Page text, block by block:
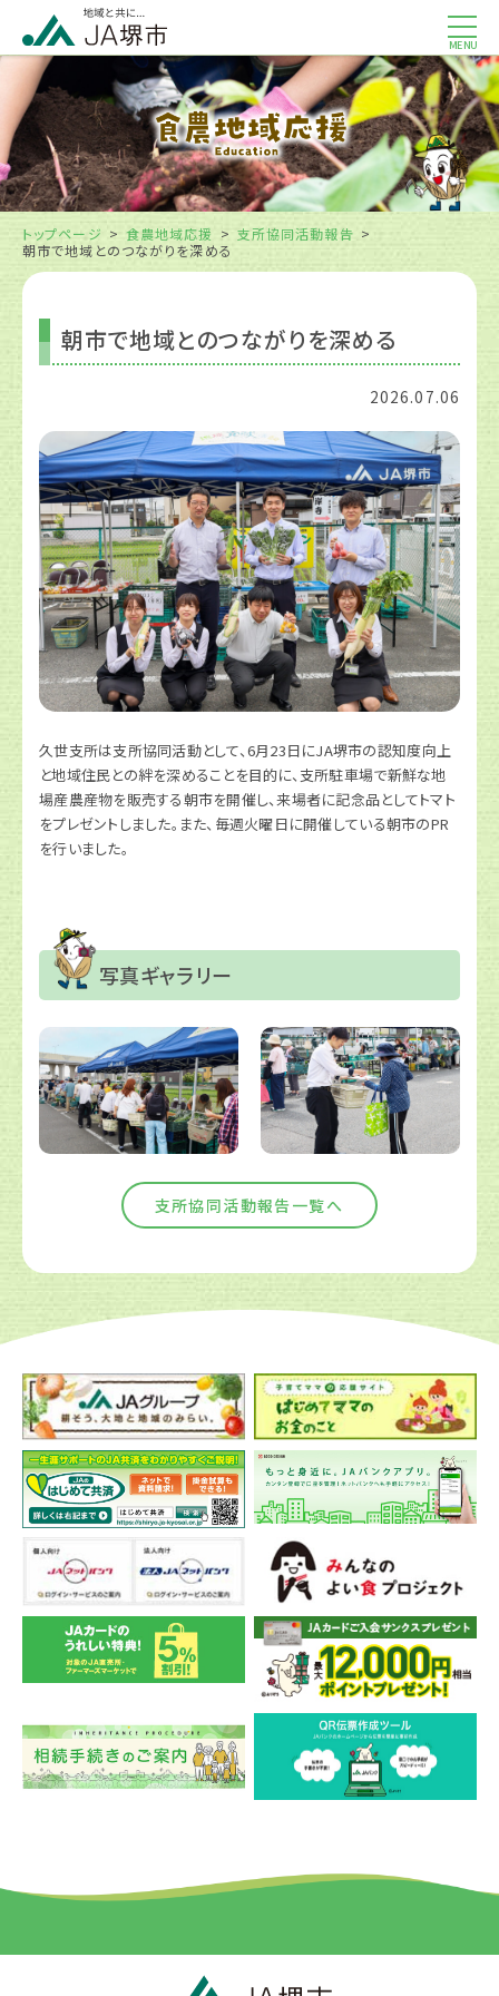
MENU
トップページ 食農地域応援
支所協同活動報告
朝市で地域とのつながりを深める
朝市で地域とのつながりを深める
2026.07.06
久世支所は支所協同活動として、6月23日にJA堺市の認知度向上
と地域住民との絆を深めることを目的に、支所駐車場で新鮮な地
場産農産物を販売する朝市を開催し、来場者に記念品としてトマト
をプレゼントしました。また、毎週火曜日に開催している朝市のPR
を行いました。
写真ギャラリー
支所協同活動報告一覧へ